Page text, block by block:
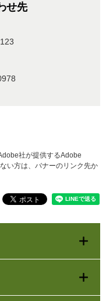
せ先
社が提供するAdobe
い方は、バナーのリンク先か